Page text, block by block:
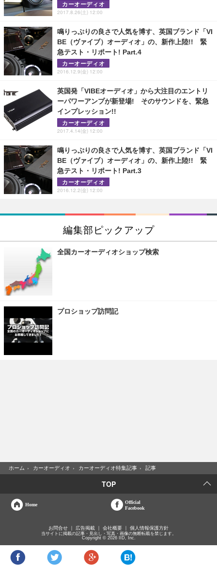
カーオーディオ
2017.8.26(土) 12:00
鳴りっぷりの良さで人気を博す、英国ブランド「VI
BE（ヴァイブ）オーディオ」の、新作上陸!! 緊
急テスト・リポート! Part.4
カーオーディオ
2016.12.9(金) 12:00
英国発「VIBEオーディオ」から大注目のエントリ
ーパワーアンプが新登場! そのサウンドを、緊急
インプレッション!!
カーオーディオ
2017.4.14(金) 12:00
鳴りっぷりの良さで人気を博す、英国ブランド「VI
BE（ヴァイブ）オーディオ」の、新作上陸!! 緊
急テスト・リポート! Part.3
カーオーディオ
2016.12.2(金) 12:00
編集部ピックアップ
全国カーオーディオショップ検索
プロショップ訪問記
ホーム › カーオーディオ › カーオーディオ特集記事 › 記事
TOP
Home
Official
Facebook
お問合せ 広告掲載 会社概要 個人情報保護方針
当サイトに掲載の記事・見出し・写真・画像の無断転載を禁じます。
Copyright © 2026 IID, Inc.